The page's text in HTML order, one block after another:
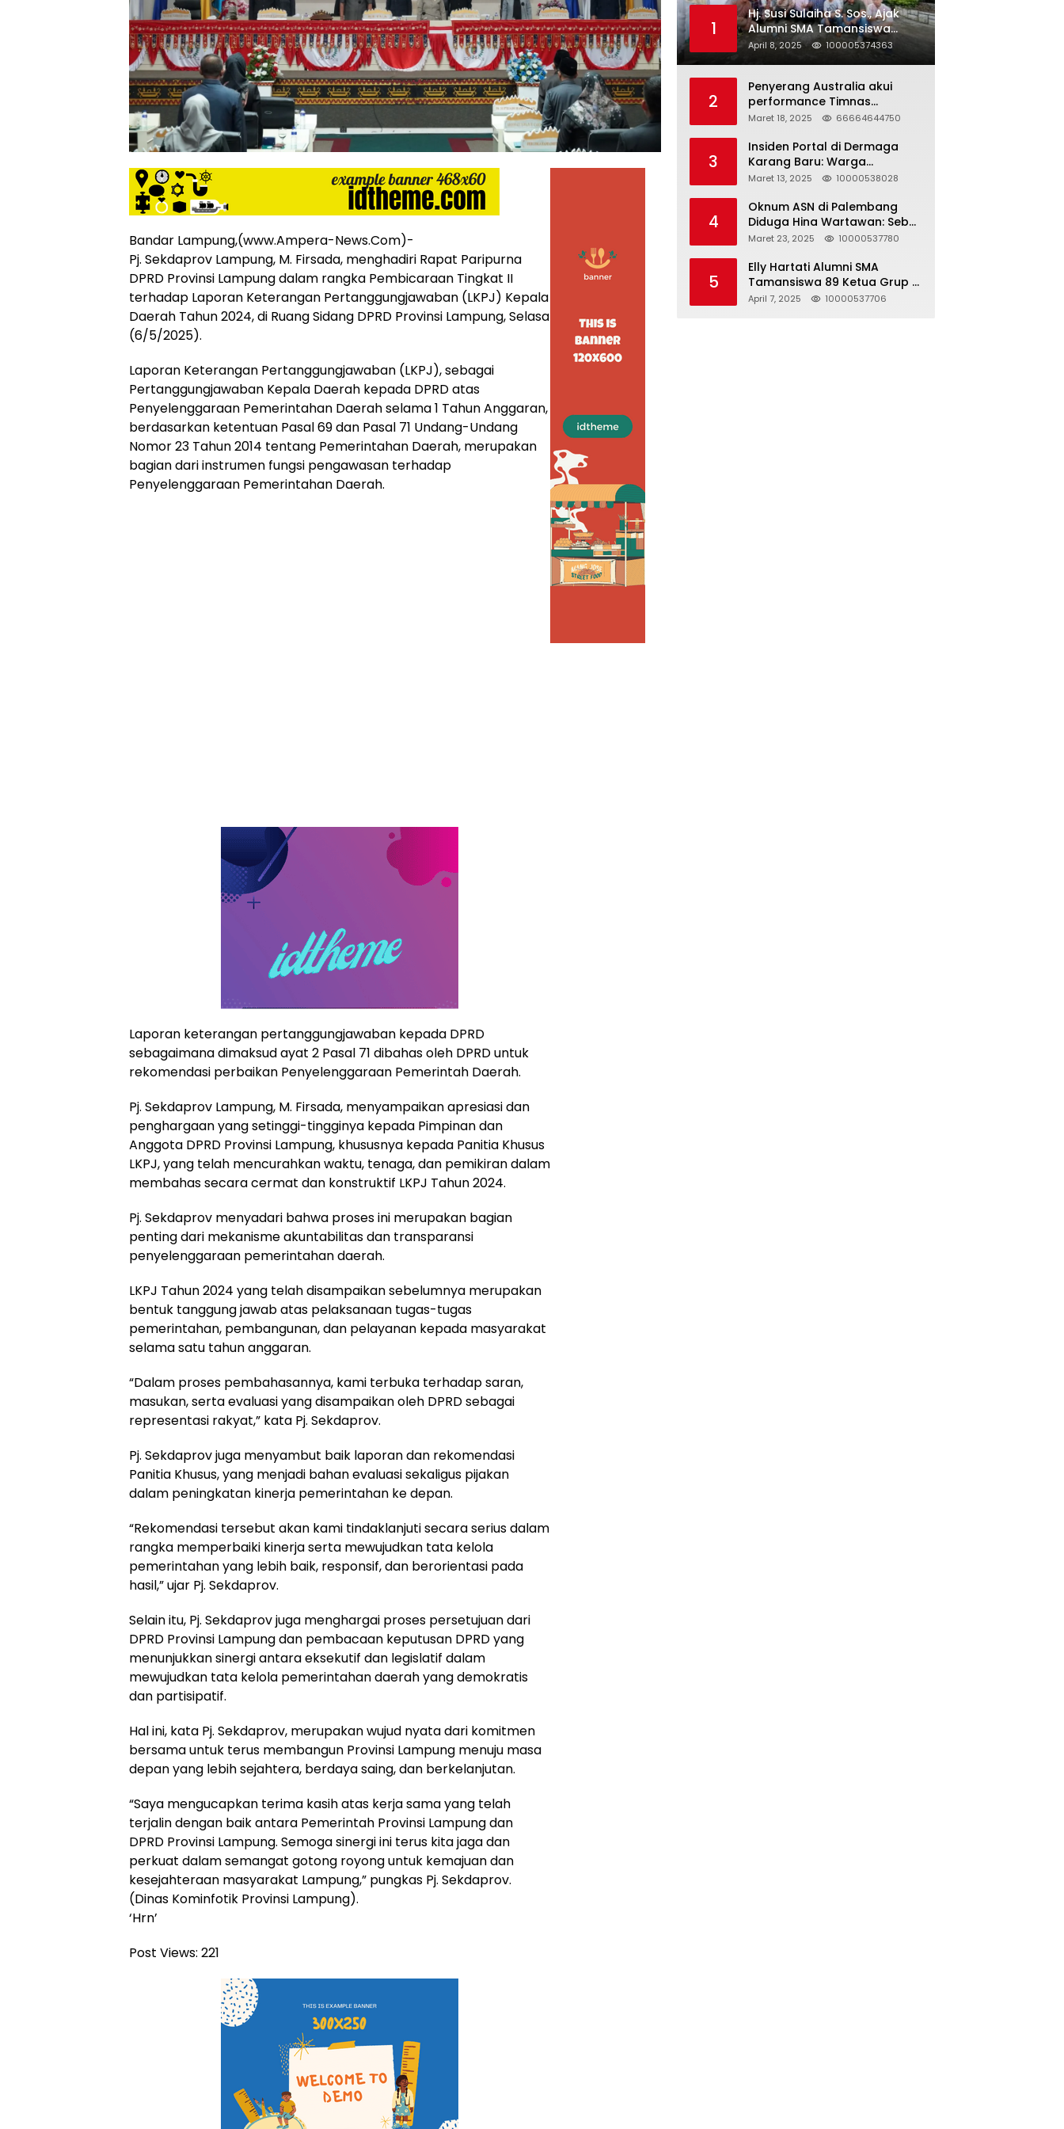
siber
lebih
eksklusif,
bergaya
trendi,
mengandung
unsur
edukasi,
gaya
hiburan,
bebas
dari
narkoba
dan
berita
asusila
Media
Cetak
dan
Online
Ampera
News
Bandar Lampung,(www.Ampera-News.Com)-
Pj. Sekdaprov Lampung, M. Firsada, menghadiri Rapat Paripurna
DPRD Provinsi Lampung dalam rangka Pembicaraan Tingkat II
terhadap Laporan Keterangan Pertanggungjawaban (LKPJ) Kepala
Daerah Tahun 2024, di Ruang Sidang DPRD Provinsi Lampung, Selasa
(6/5/2025).
Laporan Keterangan Pertanggungjawaban (LKPJ), sebagai
Pertanggungjawaban Kepala Daerah kepada DPRD atas
Penyelenggaraan Pemerintahan Daerah selama 1 Tahun Anggaran,
berdasarkan ketentuan Pasal 69 dan Pasal 71 Undang-Undang
Nomor 23 Tahun 2014 tentang Pemerintahan Daerah, merupakan
bagian dari instrumen fungsi pengawasan terhadap
Penyelenggaraan Pemerintahan Daerah.
Laporan keterangan pertanggungjawaban kepada DPRD
sebagaimana dimaksud ayat 2 Pasal 71 dibahas oleh DPRD untuk
rekomendasi perbaikan Penyelenggaraan Pemerintah Daerah.
Pj. Sekdaprov Lampung, M. Firsada, menyampaikan apresiasi dan
penghargaan yang setinggi-tingginya kepada Pimpinan dan
Anggota DPRD Provinsi Lampung, khususnya kepada Panitia Khusus
LKPJ, yang telah mencurahkan waktu, tenaga, dan pemikiran dalam
membahas secara cermat dan konstruktif LKPJ Tahun 2024.
Pj. Sekdaprov menyadari bahwa proses ini merupakan bagian
penting dari mekanisme akuntabilitas dan transparansi
penyelenggaraan pemerintahan daerah.
LKPJ Tahun 2024 yang telah disampaikan sebelumnya merupakan
bentuk tanggung jawab atas pelaksanaan tugas-tugas
pemerintahan, pembangunan, dan pelayanan kepada masyarakat
selama satu tahun anggaran.
“Dalam proses pembahasannya, kami terbuka terhadap saran,
masukan, serta evaluasi yang disampaikan oleh DPRD sebagai
representasi rakyat,” kata Pj. Sekdaprov.
Pj. Sekdaprov juga menyambut baik laporan dan rekomendasi
Panitia Khusus, yang menjadi bahan evaluasi sekaligus pijakan
dalam peningkatan kinerja pemerintahan ke depan.
“Rekomendasi tersebut akan kami tindaklanjuti secara serius dalam
rangka memperbaiki kinerja serta mewujudkan tata kelola
pemerintahan yang lebih baik, responsif, dan berorientasi pada
hasil,” ujar Pj. Sekdaprov.
Selain itu, Pj. Sekdaprov juga menghargai proses persetujuan dari
DPRD Provinsi Lampung dan pembacaan keputusan DPRD yang
menunjukkan sinergi antara eksekutif dan legislatif dalam
mewujudkan tata kelola pemerintahan daerah yang demokratis
dan partisipatif.
Hal ini, kata Pj. Sekdaprov, merupakan wujud nyata dari komitmen
bersama untuk terus membangun Provinsi Lampung menuju masa
depan yang lebih sejahtera, berdaya saing, dan berkelanjutan.
“Saya mengucapkan terima kasih atas kerja sama yang telah
terjalin dengan baik antara Pemerintah Provinsi Lampung dan
DPRD Provinsi Lampung. Semoga sinergi ini terus kita jaga dan
perkuat dalam semangat gotong royong untuk kemajuan dan
kesejahteraan masyarakat Lampung,” pungkas Pj. Sekdaprov.
(Dinas Kominfotik Provinsi Lampung).
‘Hrn’
Post Views: 221
1
Hj. Susi Sulaiha S. Sos., Ajak
Alumni SMA Tamansiswa
Palembang Angkatan 91 Halal
Bihalal
April 8, 2025 100005374363
2
Penyerang Australia akui
performance Timnas
Indonesia
Maret 18, 2025 66664644750
3
Insiden Portal di Dermaga
Karang Baru: Warga
Klarifikasi dan Kritik
Akurat
Maret 13, 2025 10000538028
4
Oknum ASN di Palembang
Diduga Hina Wartawan: Sebut
Profesi Jurnalis Hanya
Berujung Dugaan
Pelanggaran UU ITE!
Maret 23, 2025 10000537780
5
Elly Hartati Alumni SMA
Tamansiswa 89 Ketua Grup S
4 Laksanakan Giat
April 7, 2025 10000537706